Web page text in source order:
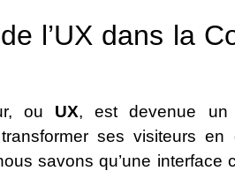
l’UX dans la
ou UX, est devenue un
ses visiteurs en
savons qu’une interface